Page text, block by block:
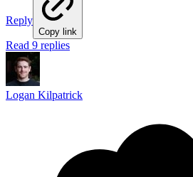
Reply
Copy link
Read 9 replies
Logan Kilpatrick